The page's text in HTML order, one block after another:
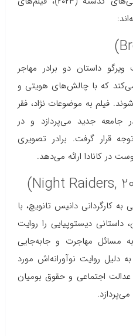
ویرگو داستان دو برادر مهاجر
می‌کند که با چالش‌های هویتی و
مواجه می‌شوند. فیلم به موضوعات نژاد، فقر
جامعه جدید می‌پردازد و در
قرار گرفت. برادر تصویری
در کانادا ارائه می‌دهد.
به کارگردانی دانیس تانویچ، با
داستانی دیستوپیایی را روایت
مسائل مهاجرت و جابه‌جایی
دلیل روایت نوآورانه‌اش مورد
اجتماعی و حقوق بومیان